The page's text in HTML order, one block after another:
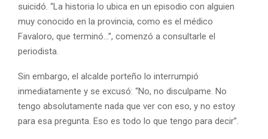
suicidó. “La historia lo ubica en un episodio con alguien
muy conocido en la provincia, como es el médico
Favaloro, que terminó…”, comenzó a consultarle el
periodista.
Sin embargo, el alcalde porteño lo interrumpió
inmediatamente y se excusó: “No, no disculpame. No
tengo absolutamente nada que ver con eso, y no estoy
para esa pregunta. Eso es todo lo que tengo para decir”.